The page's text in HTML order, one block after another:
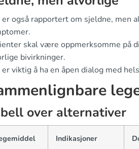
også rapportert om sjeldne, men
skal være oppmerksomme på
bivirkninger.
viktig å ha en åpen dialog med
over alternativer
Indikasjoner